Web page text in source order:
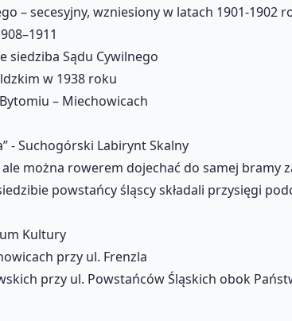
– secesyjny, wzniesiony w latach 1901-1902
siedziba Sądu Cywilnego
w 1938 roku
– Miechowicach
- Suchogórski Labirynt Skalny
można rowerem dojechać do samej bramy
powstańcy śląscy składali przysięgi
Kultury
przy ul. Frenzla
przy ul. Powstańców Śląskich obok